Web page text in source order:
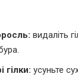
видаліть
гілки: усуньте